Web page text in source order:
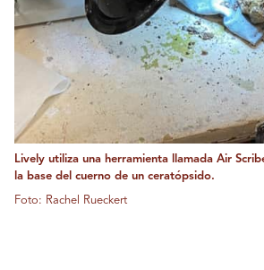
Lively utiliza una herramienta llamada Air
la base del cuerno de un ceratópsido.
Foto: Rachel Rueckert